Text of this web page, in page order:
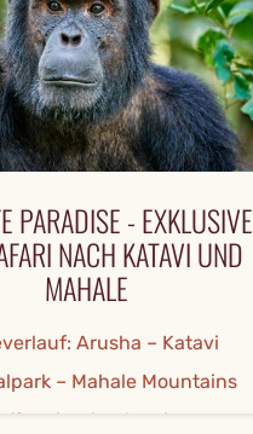
PARADISE - EXKLUSIVE
NACH KATAVI UND
MAHALE
Arusha – Katavi
– Mahale Mountains
– Arusha